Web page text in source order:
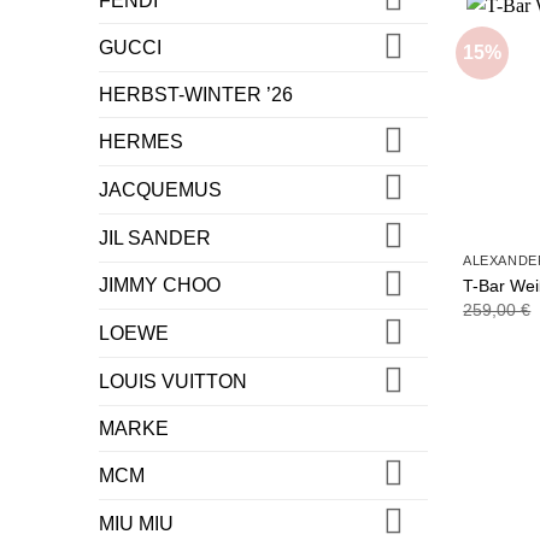
GUCCI
HERBST-WINTER ’26
HERMES
JACQUEMUS
JIL SANDER
JIMMY CHOO
LOEWE
LOUIS VUITTON
MARKE
MCM
MIU MIU
15%
T-Bar
259,00€